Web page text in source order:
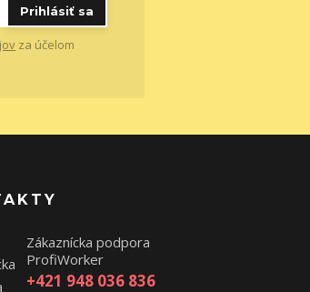
Prihlásiť sa
za účelom
Zákaznícka podpora
ProfiWorker
+421 948 036 836